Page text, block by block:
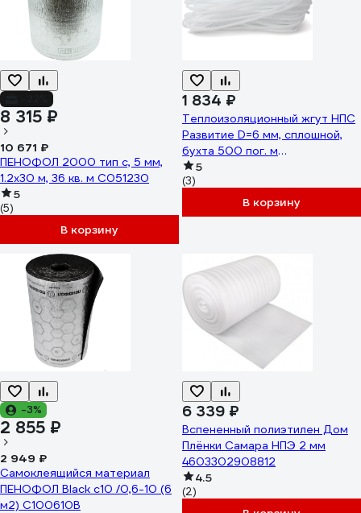
8 315 ₽
10 671 ₽
ПЕНОФОЛ 2000 тип с, 5 мм,
1.2х30 м, 36 кв. м С051230
5
(5)
В корзину
1 834 ₽
Теплоизоляционный жгут НПС
Развитие D=6 мм, сплошной,
бухта 500 пог. м
4620018382033
5
(3)
В корзину
-3%
2 855 ₽
2 949 ₽
Самоклеящийся материал
ПЕНОФОЛ Black с10 /0,6-10 (6
м2) С100610В
6 339 ₽
Вспененный полиэтилен Дом
Плёнки Самара НПЭ 2 мм
4603302908812
4.5
(2)